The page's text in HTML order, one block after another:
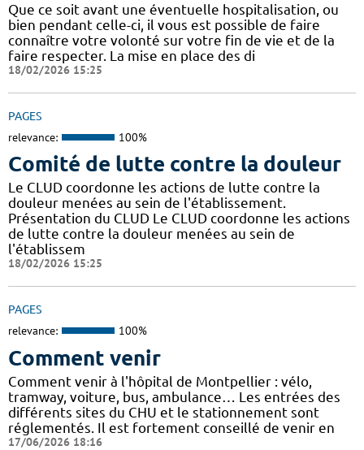
Que ce soit avant une éventuelle hospitalisation, ou
bien pendant celle-ci, il vous est possible de faire
connaître votre volonté sur votre fin de vie et de la
faire respecter. La mise en place des di
18/02/2026 15:25
PAGES
relevance: 100%
Comité de lutte contre la douleur
Le CLUD coordonne les actions de lutte contre la
douleur menées au sein de l'établissement.
Présentation du CLUD Le CLUD coordonne les actions
de lutte contre la douleur menées au sein de
l'établissem
18/02/2026 15:25
PAGES
relevance: 100%
Comment venir
Comment venir à l'hôpital de Montpellier : vélo,
tramway, voiture, bus, ambulance… Les entrées des
différents sites du CHU et le stationnement sont
réglementés. Il est fortement conseillé de venir en
17/06/2026 18:16